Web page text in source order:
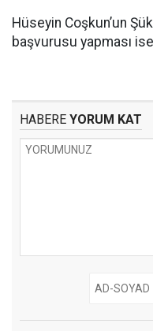
Hüseyin Coşkun’un
başvurusu yapması
HABERE YORUM KAT